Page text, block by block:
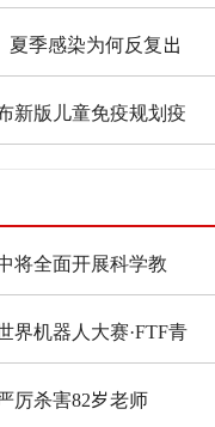
夏季感染为何反复出
新版儿童免疫规划疫
将全面开展科学教
界机器人大赛·FTF青
拔赛燃情启幕
厉杀害82岁老师